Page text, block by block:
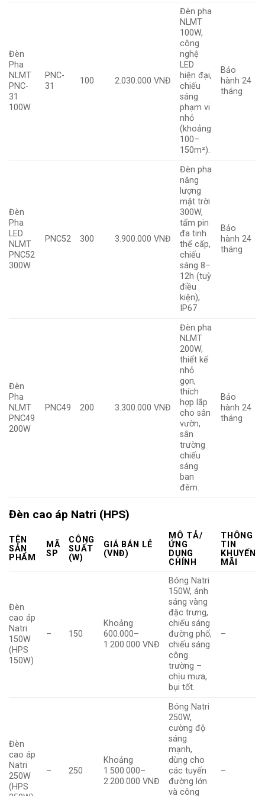
Đèn
Pha
NLMT
PNC-
31
100W
PNC-
31
100 2.030.000 VNĐ
Đèn pha
NLMT
100W,
công
nghệ
LED
hiện đại,
chiếu
sáng
phạm vi
nhỏ
(khoảng
100–
150m²).
Bảo
hành 24
tháng
Đèn
Pha
LED
NLMT
PNC52
300W
PNC52 300 3.900.000 VNĐ
Đèn pha
năng
lượng
mặt trời
300W,
tấm pin
đa tinh
thể cấp,
chiếu
sáng 8–
12h (tuỳ
điều
kiện),
IP67
Bảo
hành 24
tháng
Đèn
Pha
NLMT
PNC49
200W
PNC49 200 3.300.000 VNĐ
Đèn pha
NLMT
200W,
thiết kế
nhỏ
gọn,
thích
hợp lắp
cho sân
vườn,
sân
trường
chiếu
sáng
ban
đêm.
Bảo
hành 24
tháng
Đèn cao áp Natri (HPS)
TÊN
SẢN
PHẨM
MÃ
SP
CÔNG
SUẤT
(W)
GIÁ BÁN LẺ
(VNĐ)
MÔ TẢ/
ỨNG
DỤNG
CHÍNH
THÔNG
TIN
KHUYẾN
MÃI
Đèn
cao áp
Natri
150W
(HPS
150W)
– 150
Khoảng
600.000–
1.200.000 VNĐ
Bóng Natri
150W, ánh
sáng vàng
đặc trưng,
chiếu sáng
đường phố,
chiếu sáng
công
trường –
chịu mưa,
bụi tốt.
–
Đèn
cao áp
Natri
250W
(HPS
– 250
Khoảng
1.500.000–
2.200.000 VNĐ
Bóng Natri
250W,
cường độ
sáng
mạnh,
dùng cho
các tuyến
đường lớn
và công
–